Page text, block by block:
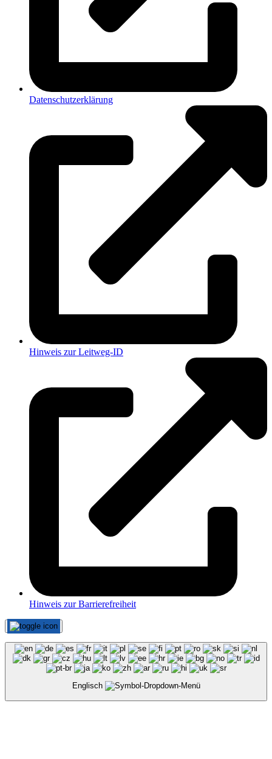
Datenschutzerklärung
Hinweis zur Leitweg-ID
Hinweis zur Barrierefreiheit
Englisch